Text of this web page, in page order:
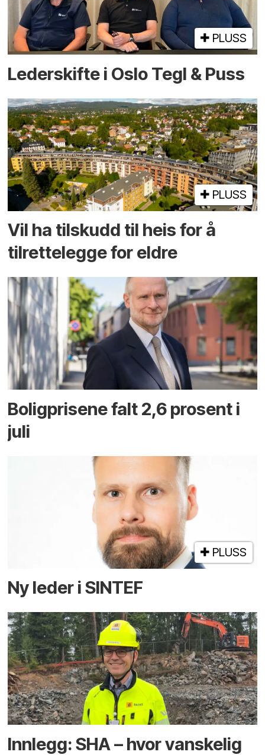
PLUSS
Lederskifte i Oslo Tegl & Puss
PLUSS
Vil ha tilskudd til heis for å
tilrettelegge for eldre
Boligprisene falt 2,6 prosent i
juli
PLUSS
Ny leder i SINTEF
Innlegg: SHA – hvor vanskelig